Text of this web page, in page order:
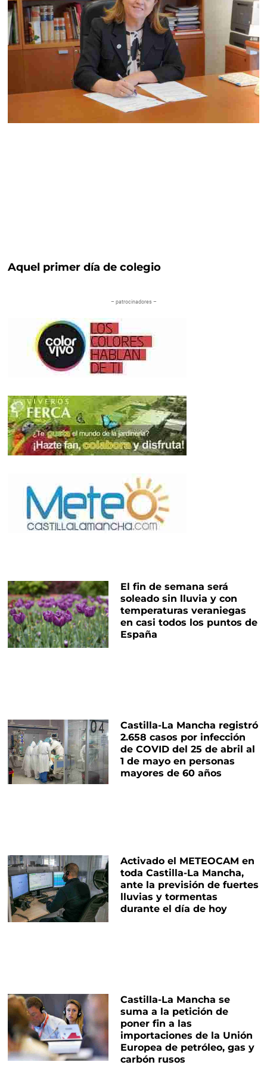
Aquel primer día de colegio
– patrocinadores –
El fin de semana será
soleado sin lluvia y con
temperaturas veraniegas
en casi todos los puntos de
España
Castilla-La Mancha registró
2.658 casos por infección
de COVID del 25 de abril al
1 de mayo en personas
mayores de 60 años
Activado el METEOCAM en
toda Castilla-La Mancha,
ante la previsión de fuertes
lluvias y tormentas
durante el día de hoy
Castilla-La Mancha se
suma a la petición de
poner fin a las
importaciones de la Unión
Europea de petróleo, gas y
carbón rusos